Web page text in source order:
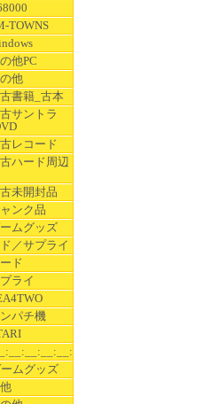
TOWNS
他PC
他
書籍_古本
サントラ
レコード
ハード周辺
未開封品
ンク品
ムグッズ
／サプライ
ド
ライ
パチ機
ームグッズ